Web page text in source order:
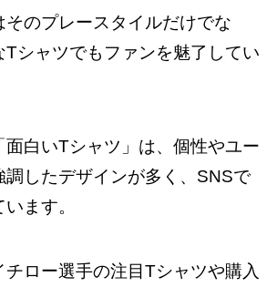
そのプレースタイルだけでな
Tシャツでもファンを魅了してい
面白いTシャツ」は、個性やユー
調したデザインが多く、SNSで
ます。
ロー選手の注目Tシャツや購入